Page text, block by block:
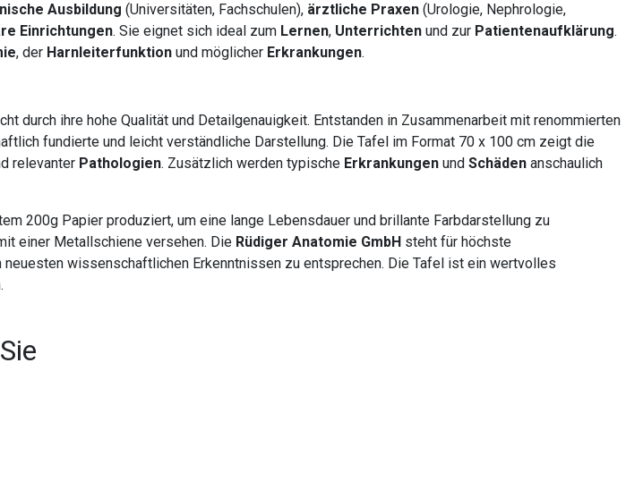
Ausbildung (Universitäten, Fachschulen), ärztliche Praxen (Urologie, Nephrologie,
Einrichtungen. Sie eignet sich ideal zum Lernen, Unterrichten und zur Patientenaufklärung.
, der Harnleiterfunktion und möglicher Erkrankungen.
durch ihre hohe Qualität und Detailgenauigkeit. Entstanden in Zusammenarbeit mit renommierten
fundierte und leicht verständliche Darstellung. Die Tafel im Format 70 x 100 cm zeigt die
relevanter Pathologien. Zusätzlich werden typische Erkrankungen undSchäden anschaulich
200g Papier produziert, um eine lange Lebensdauer und brillante Farbdarstellung zu
einer Metallschiene versehen. Die Rüdiger Anatomie GmbH steht für höchste
wissenschaftlichen Erkenntnissen zu entsprechen. Die Tafel ist ein wertvolles